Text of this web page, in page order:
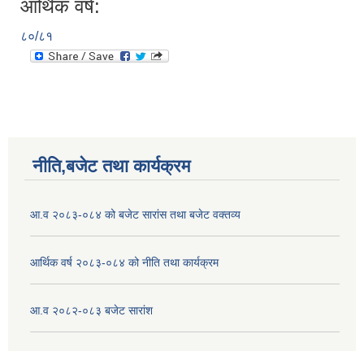
आर्थिक वर्ष:
८०/८१
नीति,बजेट तथा कार्यक्रम
आ.व २०८३-०८४ को बजेट सारांस तथा बजेट वक्तव्य
आर्थिक वर्ष २०८३-०८४ को नीति तथा कार्यक्रम
आ.व २०८२-०८३ बजेट सारांश